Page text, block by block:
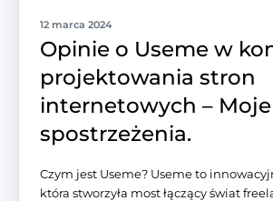
12 marca 2024
Opinie o Useme w
projektowania stron
internetowych – Moje
spostrzeżenia.
Czym jest Useme? Useme to
która stworzyła most łączący świat